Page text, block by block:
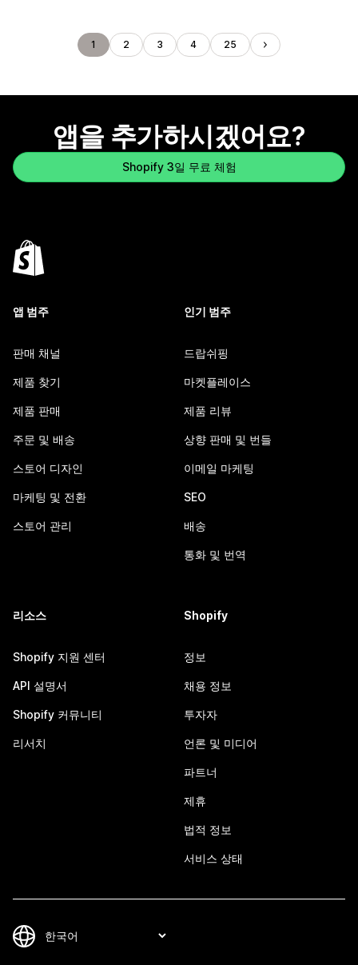
1 2 3 4 25
앱을 추가하시겠어요?
Shopify 3일 무료 체험
앱 범주
판매 채널
제품 찾기
제품 판매
주문 및 배송
스토어 디자인
마케팅 및 전환
스토어 관리
인기 범주
드랍쉬핑
마켓플레이스
제품 리뷰
상향 판매 및 번들
이메일 마케팅
SEO
배송
통화 및 번역
리소스
Shopify 지원 센터
API 설명서
Shopify 커뮤니티
리서치
Shopify
정보
채용 정보
투자자
언론 및 미디어
파트너
제휴
법적 정보
서비스 상태